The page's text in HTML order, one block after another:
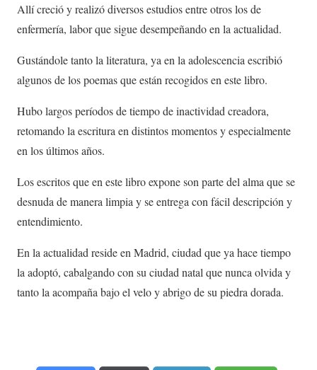
Allí creció y realizó diversos estudios entre otros los de
enfermería, labor que sigue desempeñando en la actualidad.
Gustándole tanto la literatura, ya en la adolescencia escribió
algunos de los poemas que están recogidos en este libro.
Hubo largos períodos de tiempo de inactividad creadora,
retomando la escritura en distintos momentos y especialmente
en los últimos años.
Los escritos que en este libro expone son parte del alma que se
desnuda de manera limpia y se entrega con fácil descripción y
entendimiento.
En la actualidad reside en Madrid, ciudad que ya hace tiempo
la adoptó, cabalgando con su ciudad natal que nunca olvida y
tanto la acompaña bajo el velo y abrigo de su piedra dorada.